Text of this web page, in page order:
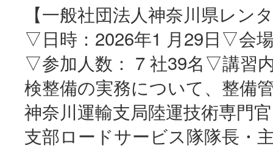
【一般社団法人神奈川県レン
▽日時：2026年1 月29日▽会
▽参加人数： 7 社39名▽講習
検整備の実務について、整備
神奈川運輸支局陸運技術専門
支部ロードサービス隊隊長・